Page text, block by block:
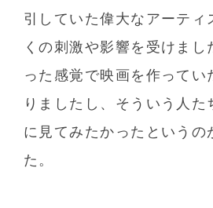
引していた偉大なアーティ
くの刺激や影響を受けまし
った感覚で映画を作ってい
りましたし、そういう人た
に見てみたかったというの
た。